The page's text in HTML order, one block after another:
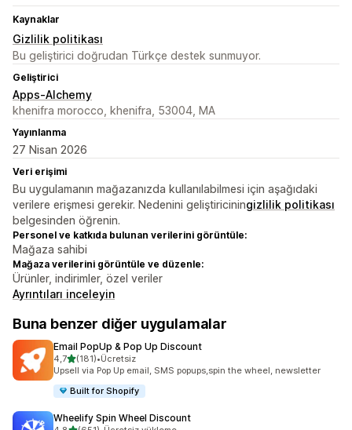
Kaynaklar
Gizlilik politikası
Bu geliştirici doğrudan Türkçe destek sunmuyor.
Geliştirici
Apps-Alchemy
khenifra morocco, khenifra, 53004, MA
Yayınlanma
27 Nisan 2026
Veri erişimi
Bu uygulamanın mağazanızda kullanılabilmesi için aşağıdaki
verilere erişmesi gerekir. Nedenini geliştiriciningizlilik politikası
belgesinden öğrenin.
Personel ve katkıda bulunan verilerini görüntüle:
Mağaza sahibi
Mağaza verilerini görüntüle ve düzenle:
Ürünler, indirimler, özel veriler
Ayrıntıları inceleyin
Buna benzer diğer uygulamalar
Email PopUp & Pop Up Discount
4,75 yıldız üzerinden
(181)
toplam 181 değerlendirme
•Ücretsiz
Upsell via Pop Up email, SMS popups,spin the wheel, newsletter
Built for Shopify
Wheelify Spin Wheel Discount